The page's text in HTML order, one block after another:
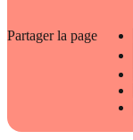
Partager la page